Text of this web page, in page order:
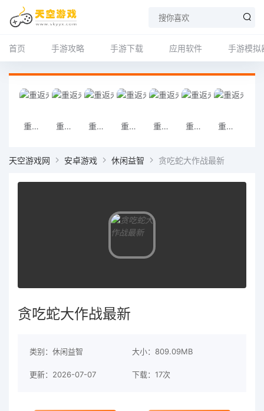
首页 手游攻略 手游下载 应用软件 手游模拟
重返未来1999官方版 重返未来1999深蓝 重返未来1999深蓝互动 重返未来1999二游下载 重返未来1999二游 重返未来1999正式版平板 重返未来1999正式版下载
天空游戏网 安卓游戏 休闲益智 贪吃蛇大作战最新
贪吃蛇大作战最新
类别：休闲益智 大小：809.09MB
更新：2026-07-07 下载：17次